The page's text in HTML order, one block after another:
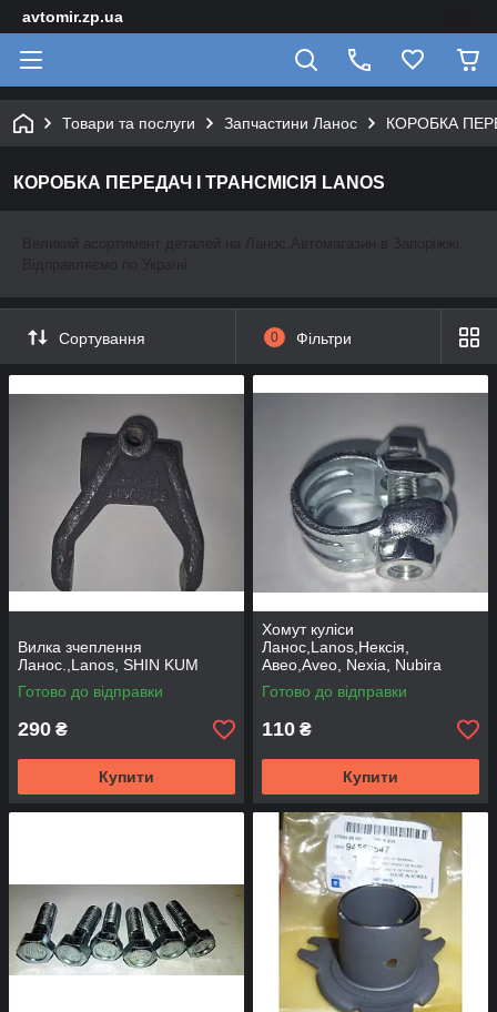
avtomir.zp.ua
Товари та послуги Запчастини Ланос КОРОБКА
КОРОБКА ПЕРЕДАЧ І ТРАНСМІСІЯ LANOS
Сортування 0 Фільтри
Вилка зчеплення
Ланос.,Lanos, SHIN KUM
Готово до відправки
290 ₴
Купити
Хомут куліси
Ланос,Lanos,Нексія,
Авео,Aveo, Nexia, Nubira
Готово до відправки
110 ₴
Купити